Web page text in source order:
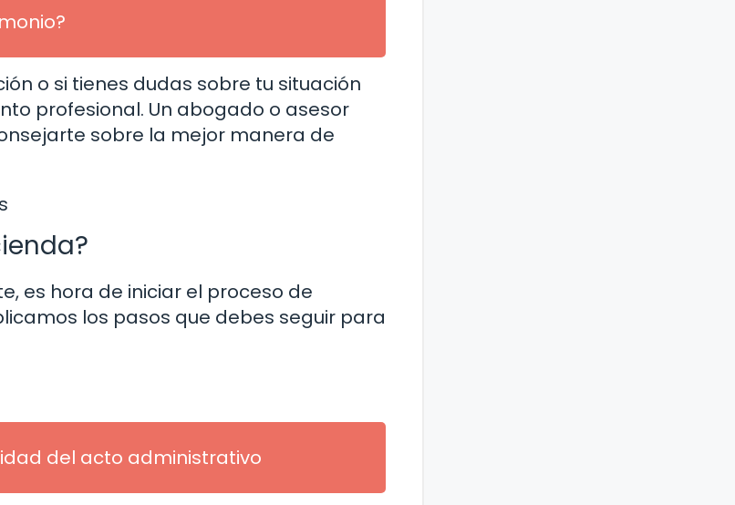
o si tienes dudas sobre tu situación
profesional. Un abogado o asesor
sobre la mejor manera de
es hora de iniciar el proceso de
los pasos que debes seguir para
del acto administrativo